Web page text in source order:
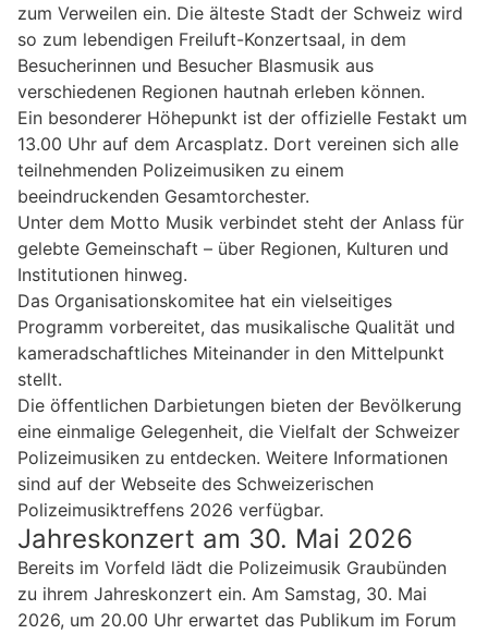
zum Verweilen ein. Die älteste Stadt der Schweiz wird
so zum lebendigen Freiluft-Konzertsaal, in dem
Besucherinnen und Besucher Blasmusik aus
verschiedenen Regionen hautnah erleben können.
Ein besonderer Höhepunkt ist der offizielle Festakt um
13.00 Uhr auf dem Arcasplatz. Dort vereinen sich alle
teilnehmenden Polizeimusiken zu einem
beeindruckenden Gesamtorchester.
Unter dem Motto Musik verbindet steht der Anlass für
gelebte Gemeinschaft – über Regionen, Kulturen und
Institutionen hinweg.
Das Organisationskomitee hat ein vielseitiges
Programm vorbereitet, das musikalische Qualität und
kameradschaftliches Miteinander in den Mittelpunkt
stellt.
Die öffentlichen Darbietungen bieten der Bevölkerung
eine einmalige Gelegenheit, die Vielfalt der Schweizer
Polizeimusiken zu entdecken. Weitere Informationen
sind auf der Webseite des Schweizerischen
Polizeimusiktreffens 2026 verfügbar.
Jahreskonzert am 30. Mai 2026
Bereits im Vorfeld lädt die Polizeimusik Graubünden
zu ihrem Jahreskonzert ein. Am Samstag, 30. Mai
2026, um 20.00 Uhr erwartet das Publikum im Forum